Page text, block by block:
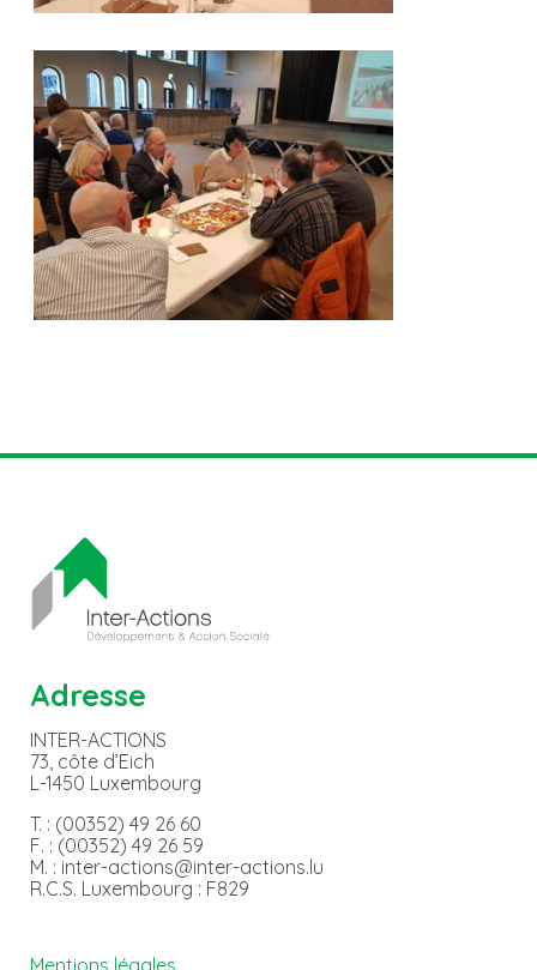
Adresse
INTER-ACTIONS
73, côte d’Eich
L-1450 Luxembourg
T. : (00352) 49 26 60
F. : (00352) 49 26 59
M. : inter-actions@inter-actions.lu
R.C.S. Luxembourg : F829